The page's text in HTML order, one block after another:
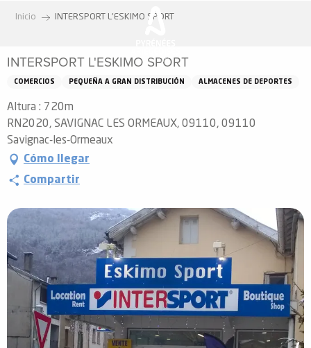
principal
Inicio INTERSPORT L'ESKIMO SPORT
INTERSPORT L'ESKIMO SPORT
COMERCIOS PEQUEÑA A GRAN DISTRIBUCIÓN ALMACENES DE DEPORTES
Altura : 720m
RN2020, SAVIGNAC LES ORMEAUX, 09110, 09110
Savignac-les-Ormeaux
Cómo llegar
Compartir